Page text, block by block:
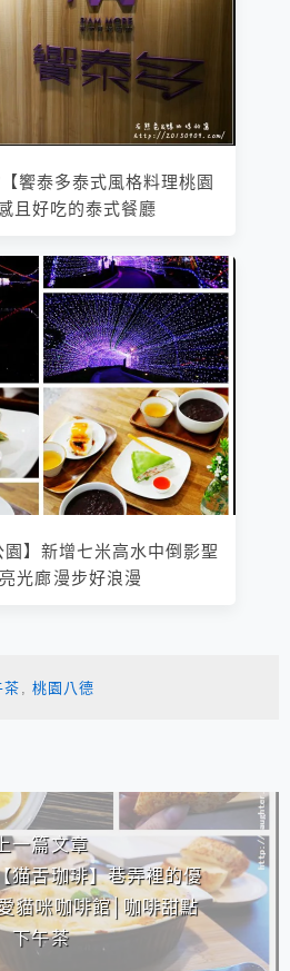
饗泰多泰式風格料理桃園
且好吃的泰式餐廳
】新增七米高水中倒影聖
光廊漫步好浪漫
桃園八德
上一篇文章
猫舌珈琲】巷弄裡的優
貓咪咖啡館│咖啡甜點
下午茶